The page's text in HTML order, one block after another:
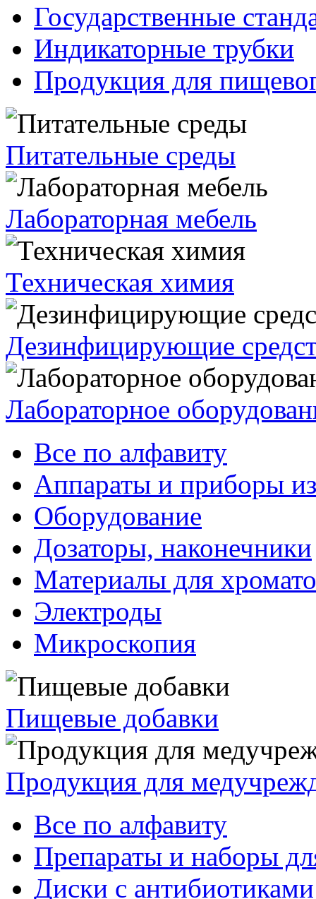
Государственные
Индикаторные трубки
Продукция для
Питательные среды
Лабораторная мебель
Техническая химия
Дезинфицирующие
Лабораторное
Все по алфавиту
Аппараты и приборы из
Оборудование
Дозаторы, наконечники
Материалы для
Электроды
Микроскопия
Пищевые добавки
Продукция для
Все по алфавиту
Препараты и наборы
Диски с антибиотиками